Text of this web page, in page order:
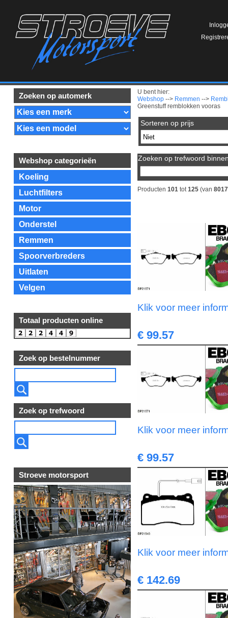
Zoeken op automerk
Webshop categorieën
Koeling
Luchtfilters
Motor
Onderstel
Remmen
Spoorverbreders
Uitlaten
Velgen
Totaal producten online
Zoek op bestelnummer
Zoek op trefwoord
Stroeve motorsport
U bent hier:
Webshop --> Remmen -->
Greenstuff remblokken vooras
Sorteren op prijs
Zoeken op trefwoord
Producten 101 tot 125 (van 8017
Klik voor meer
€ 99.57
Klik voor meer
€ 99.57
Klik voor meer
€ 142.69